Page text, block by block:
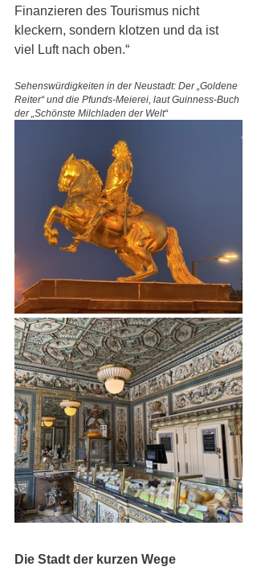
Finanzieren des Tourismus nicht
kleckern, sondern klotzen und da ist
viel Luft nach oben.“
Sehenswürdigkeiten in der Neustadt: Der „Goldene
Reiter“ und die Pfunds-Meierei, laut Guinness-Buch
der „Schönste Milchladen der Welt“
Die Stadt der kurzen Wege